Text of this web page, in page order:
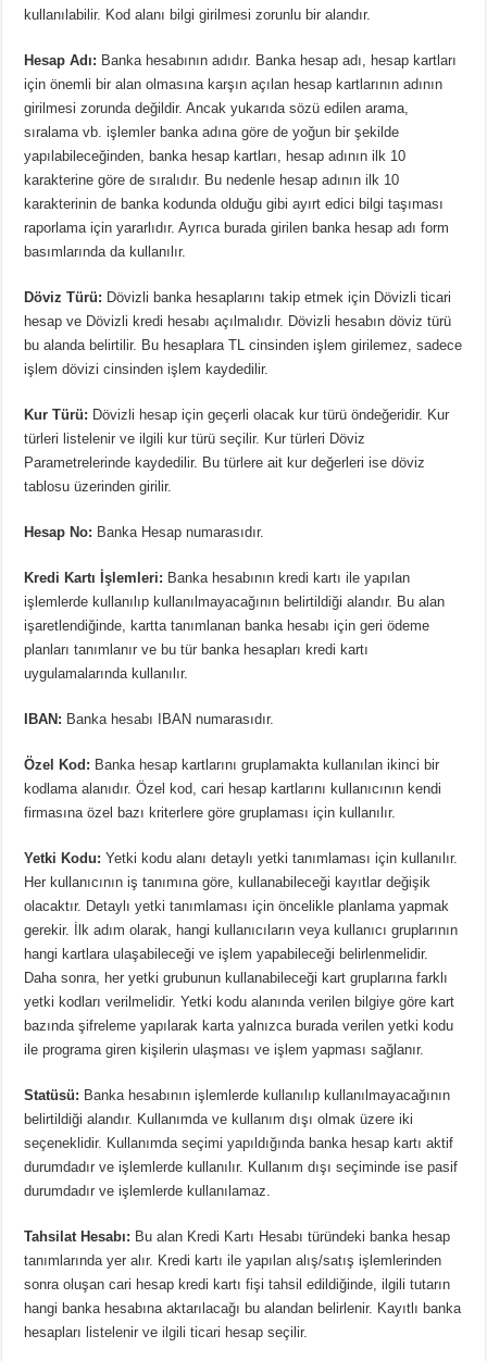
kullanılabilir. Kod alanı bilgi girilmesi zorunlu bir alandır.
Hesap Adı: Banka hesabının adıdır. Banka hesap adı, hesap kartları
için önemli bir alan olmasına karşın açılan hesap kartlarının adının
girilmesi zorunda değildir. Ancak yukarıda sözü edilen arama,
sıralama vb. işlemler banka adına göre de yoğun bir şekilde
yapılabileceğinden, banka hesap kartları, hesap adının ilk 10
karakterine göre de sıralıdır. Bu nedenle hesap adının ilk 10
karakterinin de banka kodunda olduğu gibi ayırt edici bilgi taşıması
raporlama için yararlıdır. Ayrıca burada girilen banka hesap adı form
basımlarında da kullanılır.
Döviz Türü: Dövizli banka hesaplarını takip etmek için Dövizli ticari
hesap ve Dövizli kredi hesabı açılmalıdır. Dövizli hesabın döviz türü
bu alanda belirtilir. Bu hesaplara TL cinsinden işlem girilemez, sadece
işlem dövizi cinsinden işlem kaydedilir.
Kur Türü: Dövizli hesap için geçerli olacak kur türü öndeğeridir. Kur
türleri listelenir ve ilgili kur türü seçilir. Kur türleri Döviz
Parametrelerinde kaydedilir. Bu türlere ait kur değerleri ise döviz
tablosu üzerinden girilir.
Hesap No: Banka Hesap numarasıdır.
Kredi Kartı İşlemleri: Banka hesabının kredi kartı ile yapılan
işlemlerde kullanılıp kullanılmayacağının belirtildiği alandır. Bu alan
işaretlendiğinde, kartta tanımlanan banka hesabı için geri ödeme
planları tanımlanır ve bu tür banka hesapları kredi kartı
uygulamalarında kullanılır.
IBAN: Banka hesabı IBAN numarasıdır.
Özel Kod: Banka hesap kartlarını gruplamakta kullanılan ikinci bir
kodlama alanıdır. Özel kod, cari hesap kartlarını kullanıcının kendi
firmasına özel bazı kriterlere göre gruplaması için kullanılır.
Yetki Kodu: Yetki kodu alanı detaylı yetki tanımlaması için kullanılır.
Her kullanıcının iş tanımına göre, kullanabileceği kayıtlar değişik
olacaktır. Detaylı yetki tanımlaması için öncelikle planlama yapmak
gerekir. İlk adım olarak, hangi kullanıcıların veya kullanıcı gruplarının
hangi kartlara ulaşabileceği ve işlem yapabileceği belirlenmelidir.
Daha sonra, her yetki grubunun kullanabileceği kart gruplarına farklı
yetki kodları verilmelidir. Yetki kodu alanında verilen bilgiye göre kart
bazında şifreleme yapılarak karta yalnızca burada verilen yetki kodu
ile programa giren kişilerin ulaşması ve işlem yapması sağlanır.
Statüsü: Banka hesabının işlemlerde kullanılıp kullanılmayacağının
belirtildiği alandır. Kullanımda ve kullanım dışı olmak üzere iki
seçeneklidir. Kullanımda seçimi yapıldığında banka hesap kartı aktif
durumdadır ve işlemlerde kullanılır. Kullanım dışı seçiminde ise pasif
durumdadır ve işlemlerde kullanılamaz.
Tahsilat Hesabı: Bu alan Kredi Kartı Hesabı türündeki banka hesap
tanımlarında yer alır. Kredi kartı ile yapılan alış/satış işlemlerinden
sonra oluşan cari hesap kredi kartı fişi tahsil edildiğinde, ilgili tutarın
hangi banka hesabına aktarılacağı bu alandan belirlenir. Kayıtlı banka
hesapları listelenir ve ilgili ticari hesap seçilir.